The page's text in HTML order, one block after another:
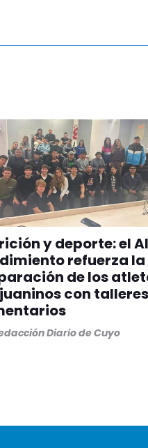
y deporte: el
refuerza la
de los
con talleres
Diario de Cuyo